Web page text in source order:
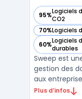
95%Logiciels
CO2
— voir Sweep
70%Logiciels
— voir Sweep
60%Logiciels
durables
— voir Sweep
Sweep est
gestion des
aux
empreinte
Plus d’infos